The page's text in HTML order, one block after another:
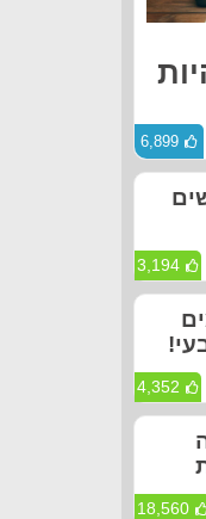
6,899
3,194
4,352
18,560